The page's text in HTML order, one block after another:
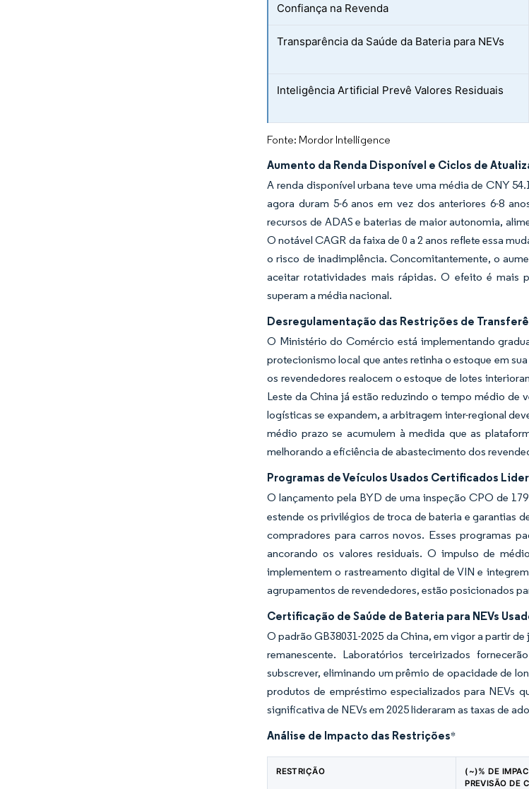
Confiança na Revenda
Transparência da Saúde da Bateria para NEVs
Inteligência Artificial Prevê Valores Residuais
Fonte: Mordor Intelligence
Aumento da Renda Disponível e Ciclos de
A renda disponível urbana teve uma média de CNY
agora duram 5-6 anos em vez dos anteriores 6-8
recursos de ADAS e baterias de maior autonomia,
O notável CAGR da faixa de 0 a 2 anos reflete essa
o risco de inadimplência. Concomitantemente, o
aceitar rotatividades mais rápidas. O efeito é mais
superam a média nacional.
Desregulamentação das Restrições de
O Ministério do Comércio está implementando
protecionismo local que antes retinha o estoque em
os revendedores realocem o estoque de lotes
Leste da China já estão reduzindo o tempo médio de
logísticas se expandem, a arbitragem inter-regional
médio prazo se acumulem à medida que as
melhorando a eficiência de abastecimento dos
Programas de Veículos Usados Certificados
O lançamento pela BYD de uma inspeção CPO de
estende os privilégios de troca de bateria e garantias
compradores para carros novos. Esses programas
ancorando os valores residuais. O impulso de
implementem o rastreamento digital de VIN e
agrupamentos de revendedores, estão posicionados
Certificação de Saúde de Bateria para NEVs
O padrão GB38031-2025 da China, em vigor a partir
remanescente. Laboratórios terceirizados
subscrever, eliminando um prêmio de opacidade de
produtos de empréstimo especializados para NEVs
significativa de NEVs em 2025 lideraram as taxas de
Análise de Impacto das Restrições*
RESTRIÇÃO
(~)% DE
PREVISÃO DE